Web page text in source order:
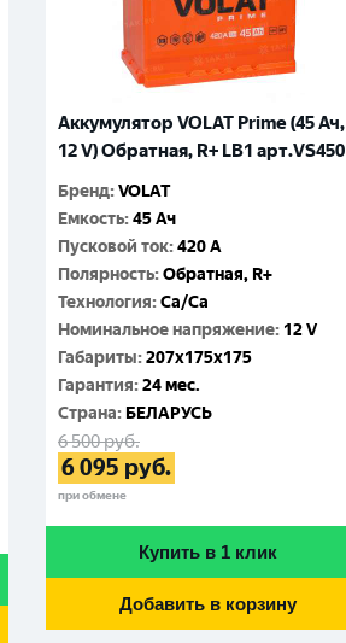
Аккумулятор VOLAT Prime (45 Ач,
12 V) Обратная, R+ LB1 арт.VS450
Бренд:VOLAT
Емкость:45 Ач
Пусковой ток:420 A
Полярность:Обратная, R+
Технология:Ca/Ca
Номинальное напряжение: 12 V
Габариты:207x175x175
Гарантия:24 мес.
Cтрана: БЕЛАРУСЬ
6 500руб.
6 095 руб.
при обмене
Купить в 1 клик
Добавить в корзину